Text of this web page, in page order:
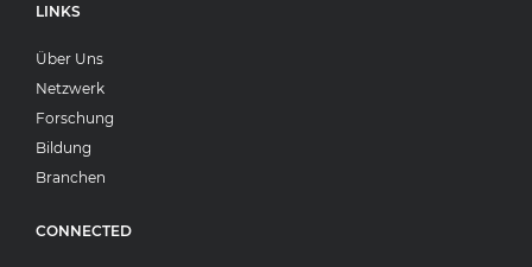
LINKS
Über Uns
Netzwerk
Forschung
Bildung
Branchen
CONNECTED